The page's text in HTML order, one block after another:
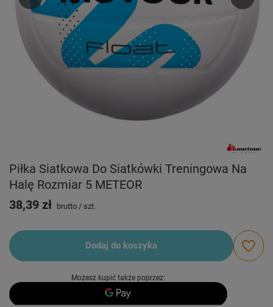
Piłka Siatkowa Do Siatkówki Treningowa Na
Halę Rozmiar 5 METEOR
38,39 zł
brutto / szt.
Dodaj do koszyka
Możesz kupić także poprzez: